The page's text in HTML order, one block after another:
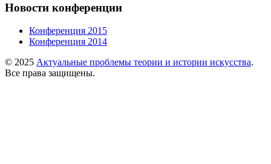
Новости конференции
Конференция 2015
Конференция 2014
© 2025 Актуальные проблемы теории и истории искусства.
Все права защищены.